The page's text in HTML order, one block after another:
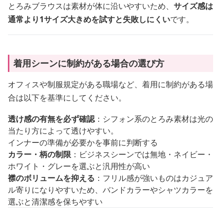
とろみブラウスは素材が体に沿いやすいため、 サイズ感は
通常より1サイズ大きめを試すと失敗しにくいです。
着用シーンに制約がある場合の選び方
オフィスや制服規定がある職場など、着用に制約がある場
合は以下を基準にしてください。
透け感の有無を必ず確認：シフォン系のとろみ素材は光の
当たり方によって透けやすい。
インナーの準備が必要かを事前に判断する
カラー・柄の制限 ：ビジネスシーンでは無地・ネイビー・
ホワイト・グレーを選ぶと汎用性が高い
襟のボリュームを抑える ：フリル感が強いものはカジュア
ル寄りになりやすいため、バンドカラーやシャツカラーを
選ぶと清潔感を保ちやすい